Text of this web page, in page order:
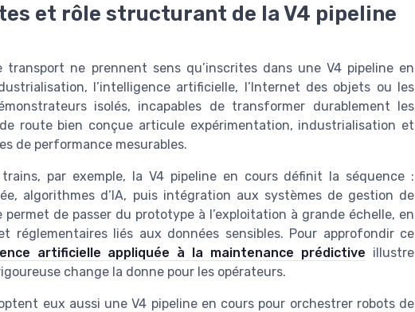
et rôle structurant de la V4 pipeline
transport ne prennent sens qu’inscrites dans une V4 pipeline en
l’intelligence artificielle, l’Internet des objets ou les
isolés, incapables de transformer durablement les
route bien conçue articule expérimentation, industrialisation et
de performance mesurables.
par exemple, la V4 pipeline en cours définit la séquence :
algorithmes d’IA, puis intégration aux systèmes de gestion de
de passer du prototype à l’exploitation à grande échelle, en
réglementaires liés aux données sensibles. Pour approfondir ce
artificielle appliquée à la maintenance prédictive illustre
change la donne pour les opérateurs.
eux aussi une V4 pipeline en cours pour orchestrer robots de